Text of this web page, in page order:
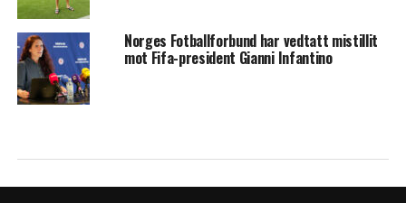
Norges Fotballforbund har vedtatt mistillit
mot Fifa-president Gianni Infantino